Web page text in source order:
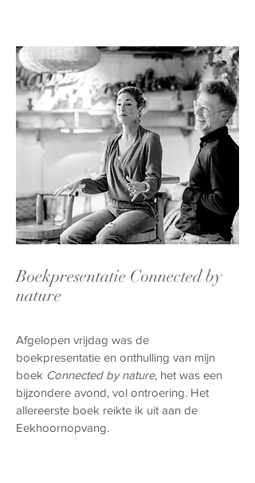
Boekpresentatie Connected by
nature
Afgelopen vrijdag was de
boekpresentatie en onthulling van mijn
boek Connected by nature, het was een
bijzondere avond, vol ontroering. Het
allereerste boek reikte ik uit aan de
Eekhoornopvang.